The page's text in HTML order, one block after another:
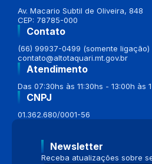
Av. Macario Subtil de Oliveira, 848
CEP: 78785-000
Contato
(66) 99937-0499 (somente ligação)
contato@altotaquari.mt.gov.br
Atendimento
Das 07:30hs às 11:30hs - 13:00h às
CNPJ
01.362.680/0001-56
Newsletter
Receba atualizações sobre